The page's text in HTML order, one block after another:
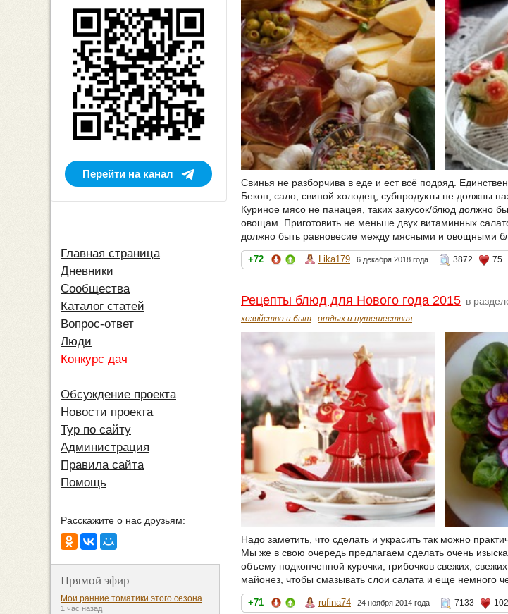
Свинья не разборчива в еде и ест всё подряд.
Бекон, сало, свиной холодец, субпродукты не должны
Куриное мясо не панацея, таких закусок/блюд должно
овощам. Приготовить не меньше двух витаминных
должно быть равновесие между мясными и овощными
+72 Lika179 6 декабря 2018 года 3872 75
Рецепты блюд для Нового года 2015 в
хозяйство и быт отдых и путешествия
Надо заметить, что сделать и украсить так можно
Мы же в свою очередь предлагаем сделать очень
объему подкопченной курочки, грибочков свежих,
майонез, чтобы смазывать слои салата и еще немного
+71 rufina74 24 ноября 2014 года 7133 102
Перейти на канал
Главная страница
Дневники
Сообщества
Каталог статей
Вопрос-ответ
Люди
Конкурс дач
Обсуждение проекта
Новости проекта
Тур по сайту
Администрация
Правила сайта
Помощь
Расскажите о нас друзьям:
Прямой эфир
Мои ранние томатики этого сезона
1 час назад